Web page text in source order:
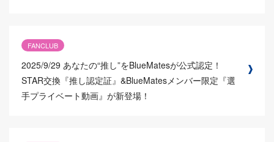
FANCLUB
2025/9/29 あなたの“推し”をBlueMatesが公式認定！
STAR交換『推し認定証』&BlueMatesメンバー限定『選
手プライベート動画』が新登場！